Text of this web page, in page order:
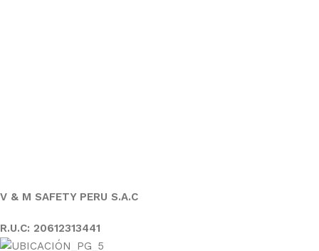
V & M SAFETY PERU S.A.C
R.U.C: 20612313441